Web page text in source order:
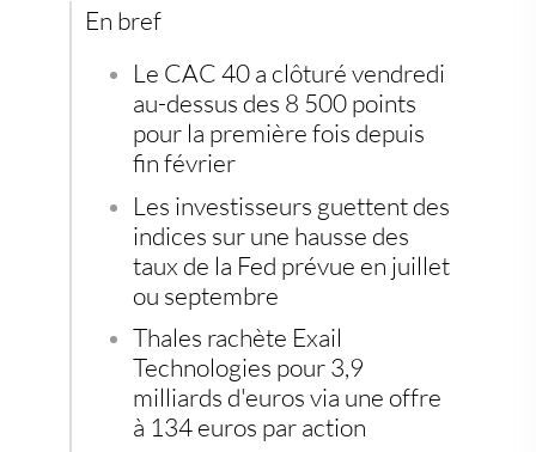
Thales muscle sa prÃ©sence dans la lutte sous-marine
CrÃ©dit Agricole consolide son emprise italienne
Adocia rÃ©cupÃ¨re l'intÃ©gralitÃ© des droits sur
M1Pram
Diversifier son Ã©pargne quand les marchÃ©s
hÃ©sitent
En bref
Le CAC 40 a clôturé vendredi
au-dessus des 8 500 points
pour la première fois depuis
fin février
Les investisseurs guettent des
indices sur une hausse des
taux de la Fed prévue en juillet
ou septembre
Thales rachète Exail
Technologies pour 3,9
milliards d'euros via une offre
à 134 euros par action